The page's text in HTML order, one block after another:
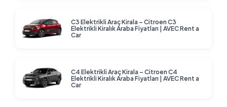
C3 Elektrikli Araç Kirala – Citroen C3
Elektrikli Kiralık Araba Fiyatları | AVEC Rent a
Car
C4 Elektrikli Araç Kirala – Citroen C4
Elektrikli Kiralık Araba Fiyatları | AVEC Rent a
Car